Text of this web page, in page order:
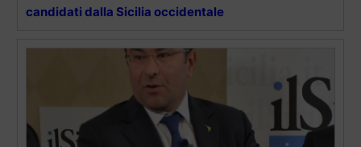
candidati dalla Sicilia occidentale